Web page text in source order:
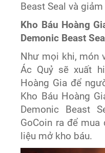
Beast Seal và
Kho Báu Hoàng
Demonic Beast Seal
Như mọi khi, món
Ác Quỷ sẽ xuất
Hoàng Gia để
Kho Báu Hoàng
Demonic Beast
GoCoin ra để mua
liệu mở kho báu.